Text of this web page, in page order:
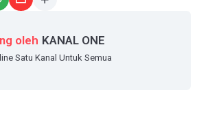
oleh KANAL ONE
Satu Kanal Untuk Semua